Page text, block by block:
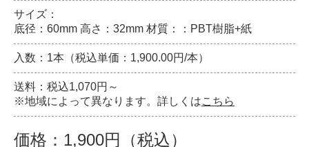
サイズ：
底径：60mm 高さ：32mm 材質：：PBT樹脂+紙
入数：1本（税込単価：1,900.00円/本）
送料：税込1,070円～
※地域によって異なります。詳しくはこちら
価格：1,900円（税込）